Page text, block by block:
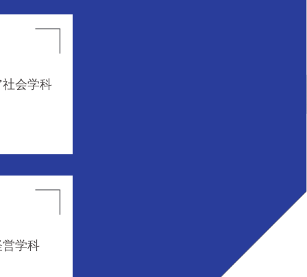
社会学科
学科